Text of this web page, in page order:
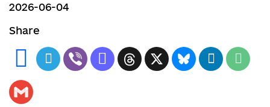
2026-06-04
Share